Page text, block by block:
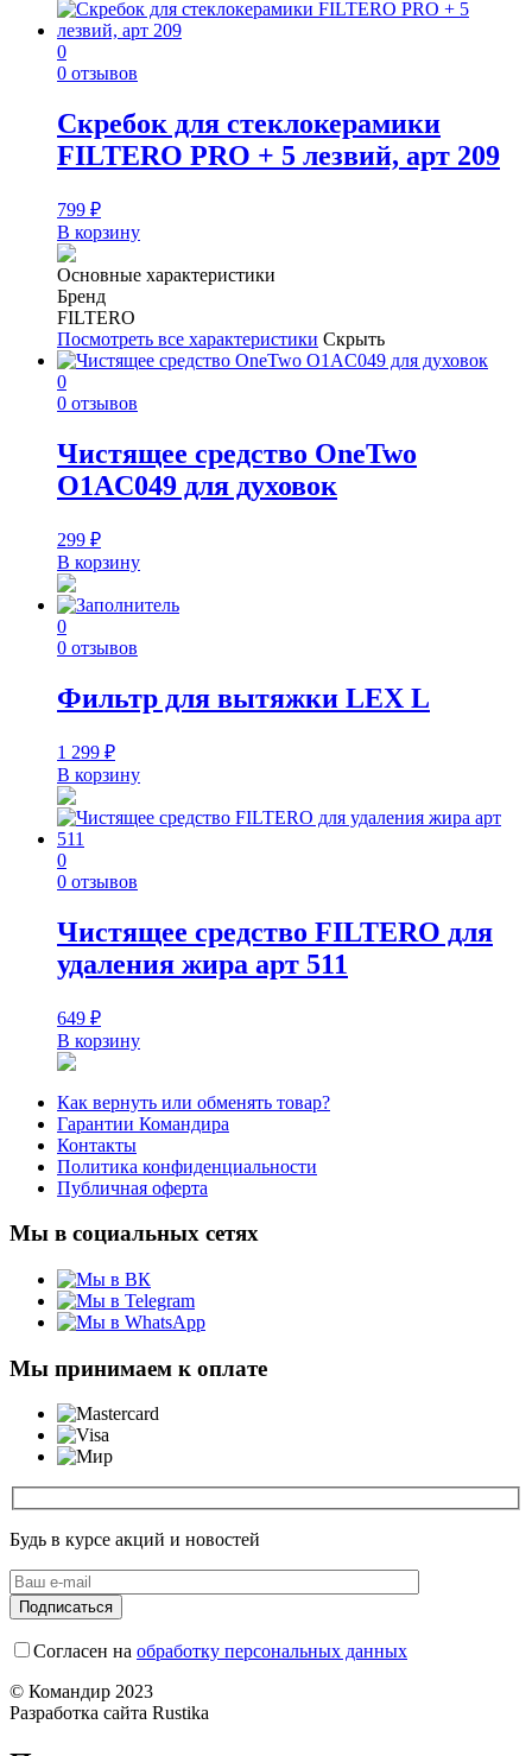
0
0 отзывов
Скребок для стеклокерамики
FILTERO PRO + 5 лезвий, арт 209
799 ₽
В корзину
Основные характеристики
Бренд
FILTERO
Посмотреть все характеристики Скрыть
0
0 отзывов
Чистящее средство OneTwo
O1AC049 для духовок
299 ₽
В корзину
0
0 отзывов
Фильтр для вытяжки LEX L
1 299 ₽
В корзину
0
0 отзывов
Чистящее средство FILTERO для
удаления жира арт 511
649 ₽
В корзину
Как вернуть или обменять товар?
Гарантии Командира
Контакты
Политика конфиденциальности
Публичная оферта
Мы в социальных сетях
Мы принимаем к оплате
Будь в курсе акций и новостей
Согласен на обработку персональных данных
© Командир 2023
Разработка сайта Rustika